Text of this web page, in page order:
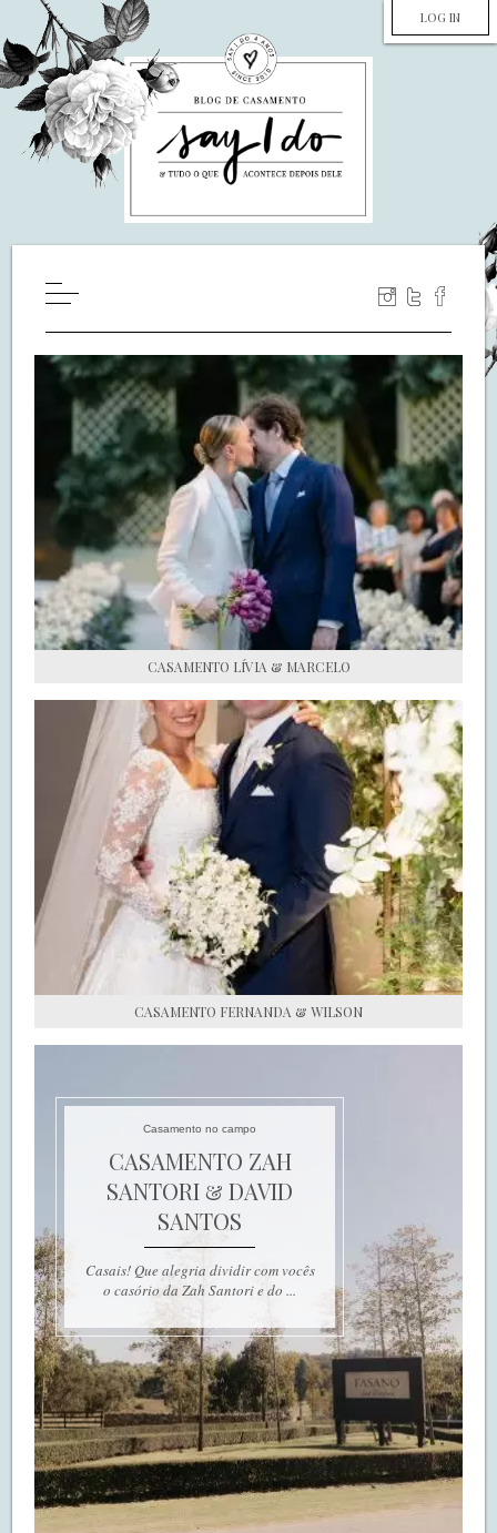
LOG IN
WILL YOU MARRY ME?
LUA DE MEL
COZINHA
DECORAÇÃO
DE NOIVA PRA NOIVA
S.O.S CASADAS
FALE COM O SAY I DO
CASAMENTO LÍVIA & MARCELO
CASAMENTO FERNANDA & WILSON
Casamento no campo
CASAMENTO ZAH
SANTORI & DAVID
SANTOS
Casais! Que alegria dividir com vocês
o casório da Zah Santori e do ...